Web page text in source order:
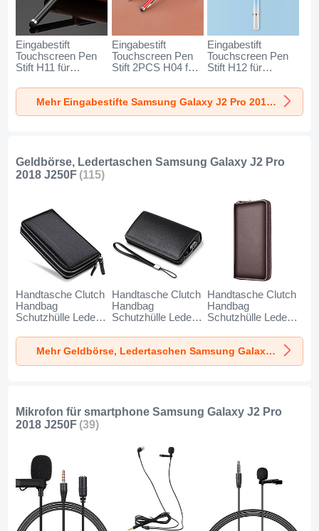
Eingabestift
Touchscreen Pen
Stift H11 für
J2 Pro 2018 J250F
Schwarz
Eingabestift
Touchscreen Pen
Stift 2PCS H04 für
J2 Pro 2018 J250F
Rot
Eingabestift
Touchscreen Pen
Stift H12 für
J2 Pro 2018 J250F
Blau
Mehr Eingabestifte Samsung Galaxy J2 Pro 2018 J250F
Geldbörse, Ledertaschen Samsung Galaxy J2 Pro
2018 J250F (115)
Handtasche Clutch
Handbag
Schutzhülle Leder
Samsung Galaxy
J2 Pro 2018 J250F
Schwarz
Handtasche Clutch
Handbag
Schutzhülle Leder
Samsung Galaxy
J2 Pro 2018 J250F
Schwarz
Handtasche Clutch
Handbag
Schutzhülle Leder
Samsung Galaxy
J2 Pro 2018 J250F
Braun
Mehr Geldbörse, Ledertaschen Samsung Galaxy J2 Pro 2018 J250F
Mikrofon für smartphone Samsung Galaxy J2 Pro
2018 J250F (39)